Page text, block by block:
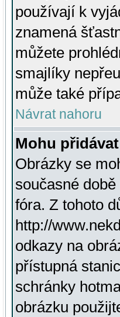
používají k
znamená
můžete
smajlíky
může také
Návrat nahoru
Mohu
Obrázky se
současné
fóra. Z tohoto
http://
odkazy na
přístupná
schránky
obrázku